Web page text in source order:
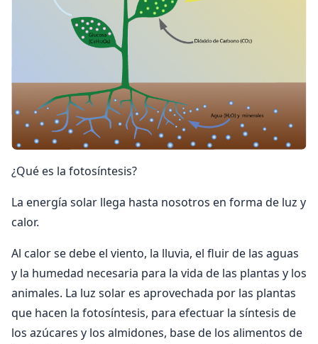
¿Qué es la fotosíntesis?
La energía solar llega hasta nosotros en forma de luz y
calor.
Al calor se debe el viento, la lluvia, el fluir de las aguas
y la humedad necesaria para la vida de las plantas y los
animales. La luz solar es aprovechada por las plantas
que hacen la fotosíntesis, para efectuar la síntesis de
los azúcares y los almidones, base de los alimentos de